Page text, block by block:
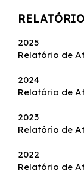
2025
Relatório de
2024
Relatório de
2023
Relatório de
2022
Relatório de